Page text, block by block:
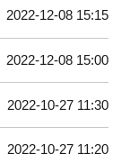
2022-12-08 15:15
2022-12-08 15:00
2022-10-27 11:30
2022-10-27 11:20